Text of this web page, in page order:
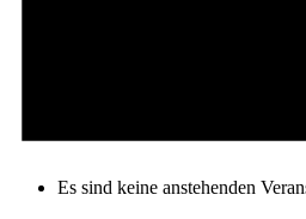
Es sind keine anstehenden